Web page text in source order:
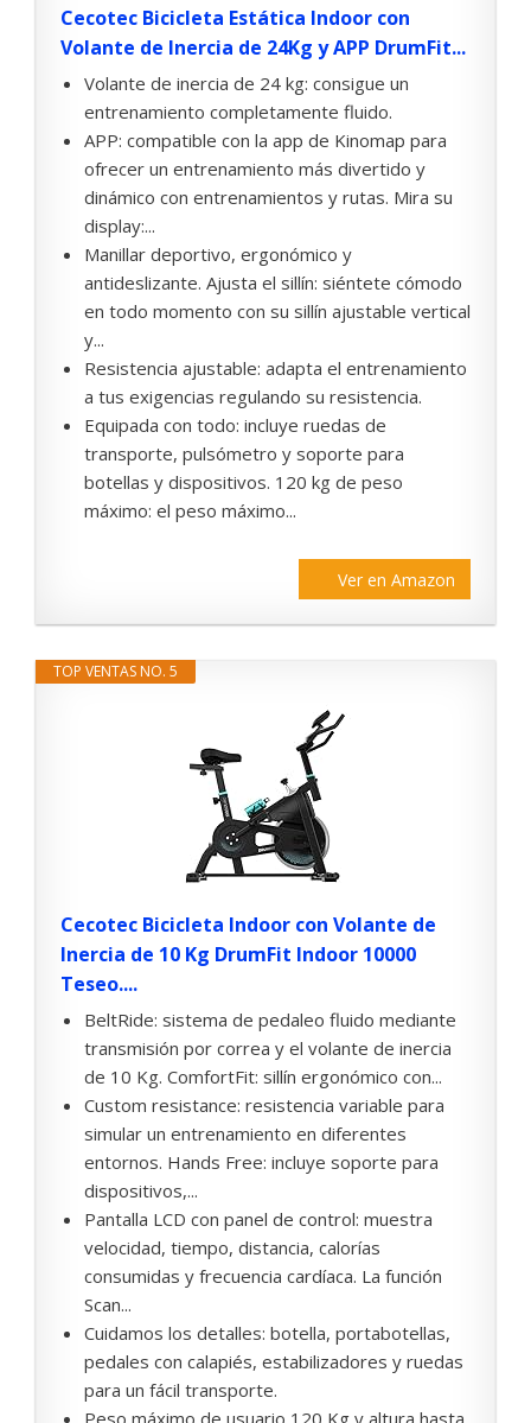
Cecotec Bicicleta Estática Indoor con
Volante de Inercia de 24Kg y APP DrumFit...
Volante de inercia de 24 kg: consigue un
entrenamiento completamente fluido.
APP: compatible con la app de Kinomap para
ofrecer un entrenamiento más divertido y
dinámico con entrenamientos y rutas. Mira su
display:...
Manillar deportivo, ergonómico y
antideslizante. Ajusta el sillín: siéntete cómodo
en todo momento con su sillín ajustable vertical
y...
Resistencia ajustable: adapta el entrenamiento
a tus exigencias regulando su resistencia.
Equipada con todo: incluye ruedas de
transporte, pulsómetro y soporte para
botellas y dispositivos. 120 kg de peso
máximo: el peso máximo...
Ver en Amazon
TOP VENTAS NO. 5
Cecotec Bicicleta Indoor con Volante de
Inercia de 10 Kg DrumFit Indoor 10000
Teseo....
BeltRide: sistema de pedaleo fluido mediante
transmisión por correa y el volante de inercia
de 10 Kg. ComfortFit: sillín ergonómico con...
Custom resistance: resistencia variable para
simular un entrenamiento en diferentes
entornos. Hands Free: incluye soporte para
dispositivos,...
Pantalla LCD con panel de control: muestra
velocidad, tiempo, distancia, calorías
consumidas y frecuencia cardíaca. La función
Scan...
Cuidamos los detalles: botella, portabotellas,
pedales con calapiés, estabilizadores y ruedas
para un fácil transporte.